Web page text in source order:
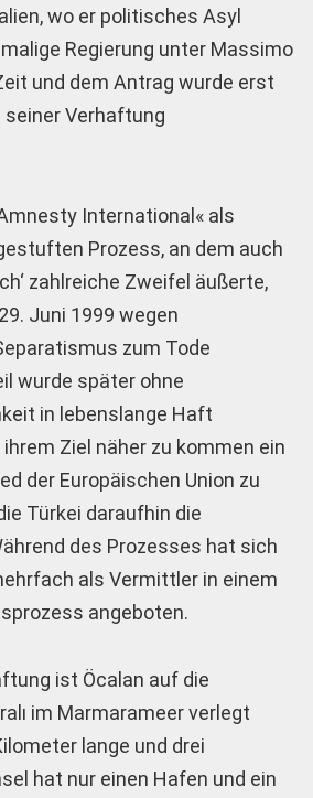
wo er politisches Asyl
Regierung unter Massimo
und dem Antrag wurde erst
Verhaftung
International« als
Prozess, an dem auch
zahlreiche Zweifel äußerte,
Juni 1999 wegen
zum Tode
wurde später ohne
in lebenslange Haft
Ziel näher zu kommen ein
der Europäischen Union zu
Türkei daraufhin die
des Prozesses hat sich
als Vermittler in einem
angeboten.
ist Öcalan auf die
im Marmarameer verlegt
lange und drei
hat nur einen Hafen und ein